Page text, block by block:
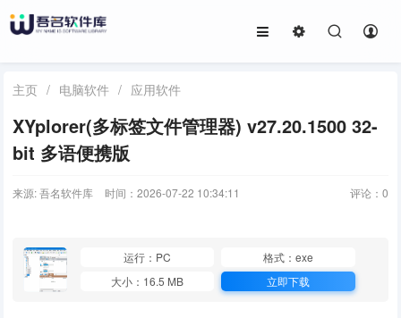
主页 / 电脑软件 / 应用软件
XYplorer(多标签文件管理器) v27.20.1500 32-
bit 多语便携版
来源: 吾名软件库 时间：2026-07-22 10:34:11 评论： 0
运行：PC
格式：exe
大小：16.5 MB
立即下载